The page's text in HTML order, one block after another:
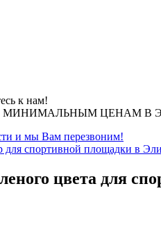
к нам!
ЦЕНАМ В
и мы Вам перезвоним!
для спортивной площадки в
цвета для